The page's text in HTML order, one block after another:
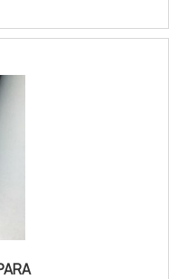
que melhor
é
dotadas de
espaços,
se.